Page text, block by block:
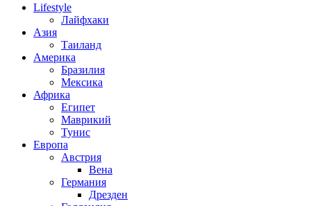
Lifestyle
Лайфхаки
Азия
Таиланд
Америка
Бразилия
Мексика
Африка
Египет
Маврикий
Тунис
Европа
Австрия
Вена
Германия
Дрезден